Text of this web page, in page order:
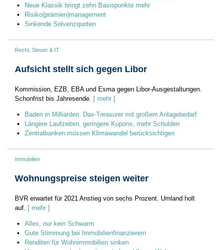
Neue Klassik bringt zehn Basispunkte mehr
Risiko(prämien)management
Sinkende Solvenzquoten
Recht, Steuer & IT
Aufsicht stellt sich gegen Libor
Kommission, EZB, EBA und Esma gegen Libor-Ausgestaltungen.
Schonfrist bis Jahresende. [ mehr ]
Baden in Milliarden: Dax-Treasurer mit großem Anlagebedarf
Längere Laufzeiten, geringere Kupons, mehr Schulden
Zentralbanken müssen Klimawandel berücksichtigen
Immobilien
Wohnungspreise steigen weiter
BVR erwartet für 2021 Anstieg von sechs Prozent. Umland holt
auf. [ mehr ]
Alles, nur kein Schwarm
Gute Stimmung bei Immobilienfinanzierern
Renditen für Wohnimmobilien sinken